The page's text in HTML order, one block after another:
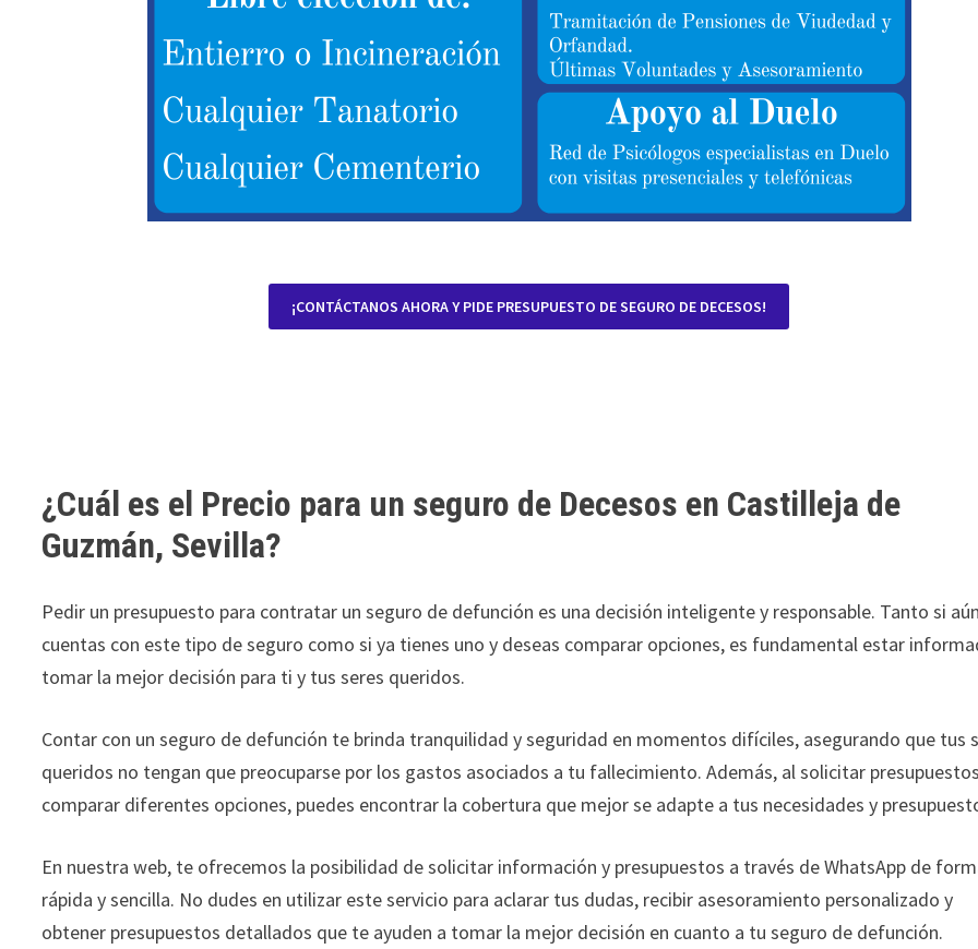
¡CONTÁCTANOS AHORA Y PIDE PRESUPUESTO DE SEGURO DE DECESOS!
¿Cuál es el Precio para un seguro de Decesos en Castilleja de
Guzmán, Sevilla?
Pedir un presupuesto para contratar un seguro de defunción es una decisión inteligente y responsable. Tanto si
cuentas con este tipo de seguro como si ya tienes uno y deseas comparar opciones, es fundamental estar
tomar la mejor decisión para ti y tus seres queridos.
Contar con un seguro de defunción te brinda tranquilidad y seguridad en momentos difíciles, asegurando que tus
queridos no tengan que preocuparse por los gastos asociados a tu fallecimiento. Además, al solicitar
comparar diferentes opciones, puedes encontrar la cobertura que mejor se adapte a tus necesidades y
En nuestra web, te ofrecemos la posibilidad de solicitar información y presupuestos a través de WhatsApp de
rápida y sencilla. No dudes en utilizar este servicio para aclarar tus dudas, recibir asesoramiento personalizado y
obtener presupuestos detallados que te ayuden a tomar la mejor decisión en cuanto a tu seguro de defunción.